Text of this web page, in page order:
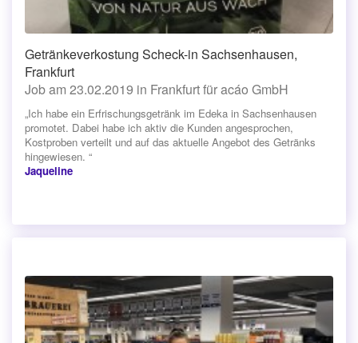
Getränkeverkostung Scheck-in Sachsenhausen,
Frankfurt
Job am 23.02.2019 in Frankfurt für acáo GmbH
„Ich habe ein Erfrischungsgetränk im Edeka in Sachsenhausen
promotet. Dabei habe ich aktiv die Kunden angesprochen,
Kostproben verteilt und auf das aktuelle Angebot des Getränks
hingewiesen. “
Jaqueline